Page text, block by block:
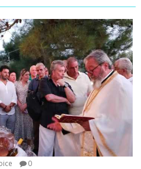
0